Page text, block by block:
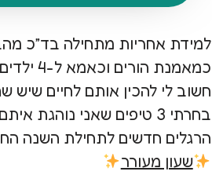
למידת אחריות מתחילה בד״כ
כמאמנת הורים וכאמא ל-4 ילדים חשוב לי לגדל ילדים שידעו לקחת אחריות.
חשוב לי להכין אותם לחיים שיש
בחרתי 3 טיפים שאני נוהגת איתם בביתי עם ילדיי. רעיונות ללימוד לקיחת אחריות,
הרגלים חדשים לתחילת השנה
שעון מעורר